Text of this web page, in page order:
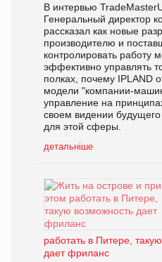
В интервью
Генеральный директор
рассказал как новые
производителю и
контролировать работу
эффективно управлять
полках, почему IPLAND
модели "компании-
управление на
своем видении
для этой сферы.
детальніше
работать в Питере,
дает фриланс